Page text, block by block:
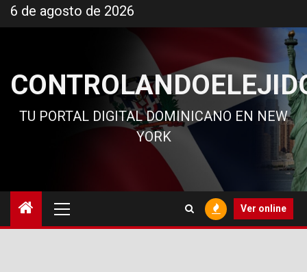
al
6 de agosto de 2026
TU PORTAL DIGITAL DOMINICANO EN NEW
YORK
principal
Ver online